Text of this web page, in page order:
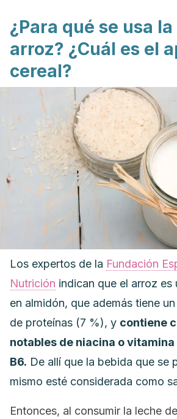
¿Para qué se usa
arroz? ¿Cuál es el
cereal?
Los expertos de la Fundación
Nutrición indican que el arroz es
en almidón, que además tiene
de proteínas (7 %), y contiene
notables de niacina o
B6. De allí que la bebida que se
mismo esté considerada como
Entonces, al consumir la leche